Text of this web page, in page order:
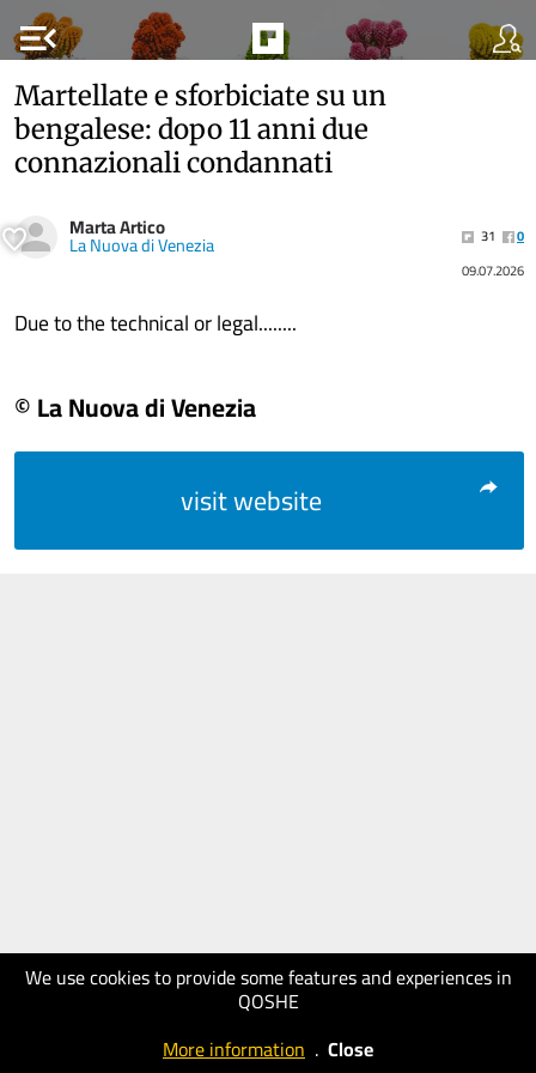
menu_open
We use cookies to provide some features and experiences in
QOSHE
More information . Close
Martellate e sforbiciate su un
bengalese: dopo 11 anni due
connazionali condannati
Marta Artico
La Nuova di Venezia 31
0
09.07.2026
Due to the technical or legal........
© La Nuova di Venezia
visit website